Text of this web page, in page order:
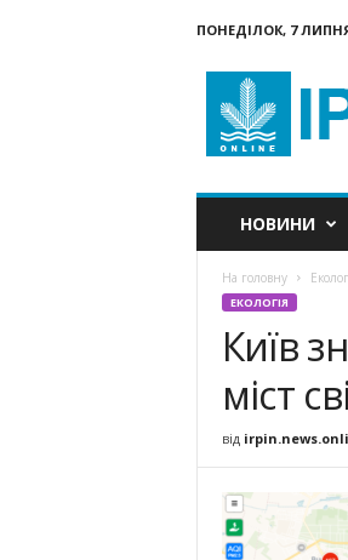
ПОНЕДІЛОК, 7
онлайн
НОВИНИ
На головну
ЕКОЛОГІЯ
Київ
міст
від